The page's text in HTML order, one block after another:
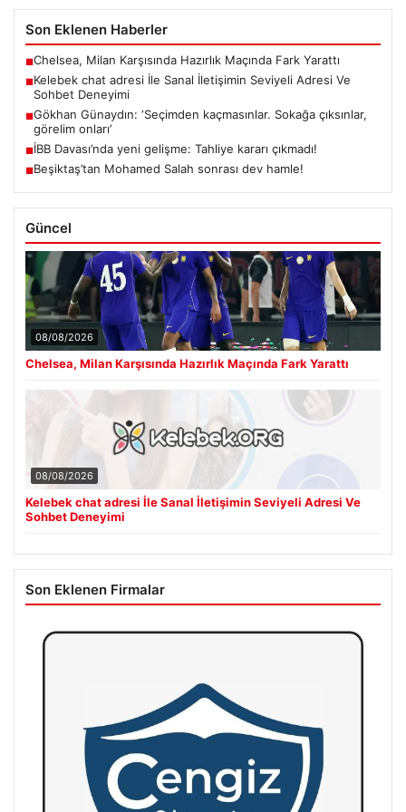
Son Eklenen Haberler
■Chelsea, Milan Karşısında Hazırlık Maçında Fark Yarattı
■Kelebek chat adresi İle Sanal İletişimin Seviyeli Adresi Ve
Sohbet Deneyimi
■Gökhan Günaydın: ‘Seçimden kaçmasınlar. Sokağa çıksınlar,
görelim onları’
■İBB Davası’nda yeni gelişme: Tahliye kararı çıkmadı!
■Beşiktaş’tan Mohamed Salah sonrası dev hamle!
Güncel
08/08/2026
Chelsea, Milan Karşısında Hazırlık Maçında Fark Yarattı
08/08/2026
Kelebek chat adresi İle Sanal İletişimin Seviyeli Adresi Ve
Sohbet Deneyimi
Son Eklenen Firmalar